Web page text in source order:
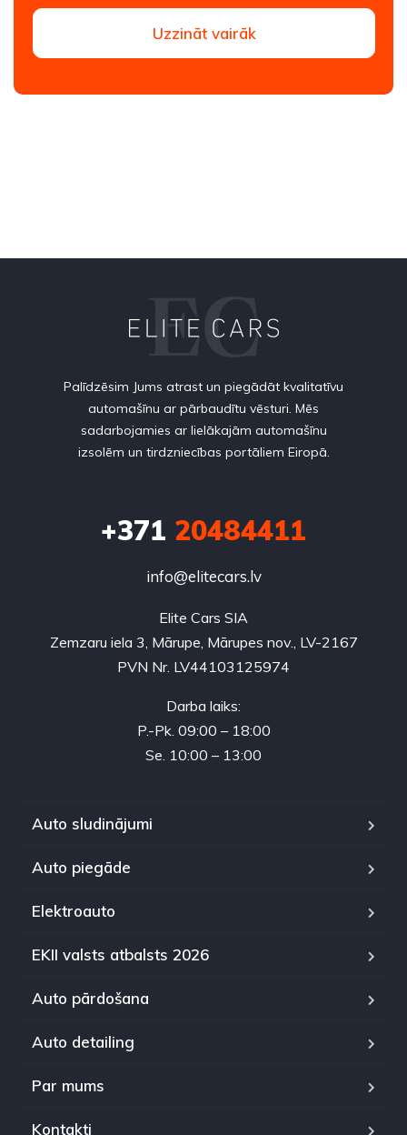
Uzzināt vairāk
Palīdzēsim Jums atrast un piegādāt kvalitatīvu
automašīnu ar pārbaudītu vēsturi. Mēs
sadarbojamies ar lielākajām automašīnu
izsolēm un tirdzniecības portāliem Eiropā.
+371 20484411
info@elitecars.lv
Elite Cars SIA
Zemzaru iela 3, Mārupe, Mārupes nov., LV-2167
PVN Nr. LV44103125974
Darba laiks:
P.-Pk. 09:00 – 18:00
Se. 10:00 – 13:00
Auto sludinājumi
Auto piegāde
Elektroauto
EKII valsts atbalsts 2026
Auto pārdošana
Auto detailing
Par mums
Kontakti